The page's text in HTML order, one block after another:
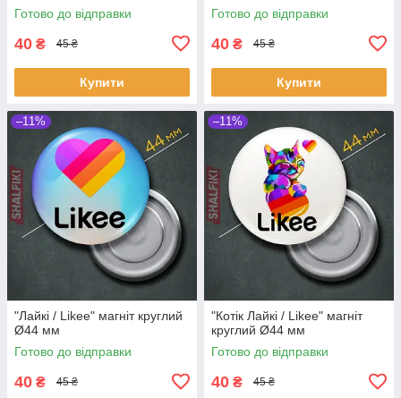
Готово до відправки
40 ₴ 45 ₴
Купити
Готово до відправки
40 ₴ 45 ₴
Купити
–11%
"Лайкі / Likee" магніт круглий
Ø44 мм
Готово до відправки
40 ₴ 45 ₴
–11%
"Котік Лайкі / Likee" магніт
круглий Ø44 мм
Готово до відправки
40 ₴ 45 ₴